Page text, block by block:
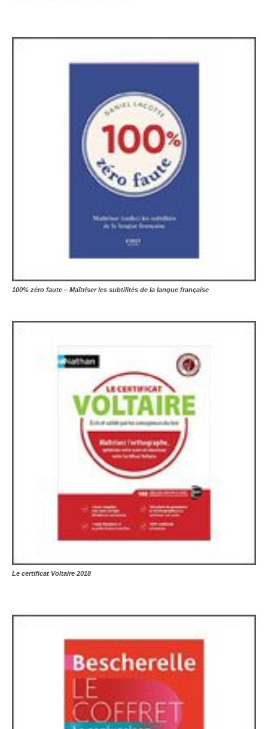
100% zéro faute – Maîtriser les subtilités de la langue française
Le certificat Voltaire 2018